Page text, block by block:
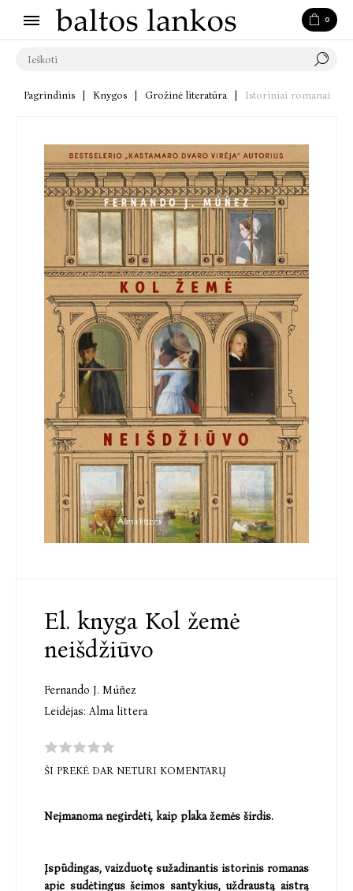
0
Pagrindinis Knygos Grožinė literatūra Istoriniai romanai
El. knyga Kol žemė
neišdžiūvo
Fernando J. Múñez
Leidėjas: Alma littera
ŠI PREKĖ DAR NETURI KOMENTARŲ
Neįmanoma negirdėti, kaip plaka žemės širdis.
Įspūdingas, vaizduotę sužadinantis istorinis romanas
apie sudėtingus šeimos santykius, uždraustą aistrą